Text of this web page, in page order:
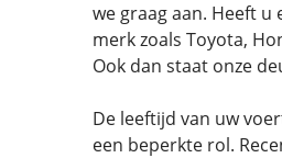
we graag aan. Heeft u
merk zoals Toyota,
Ook dan staat onze
De leeftijd van uw
een beperkte rol.